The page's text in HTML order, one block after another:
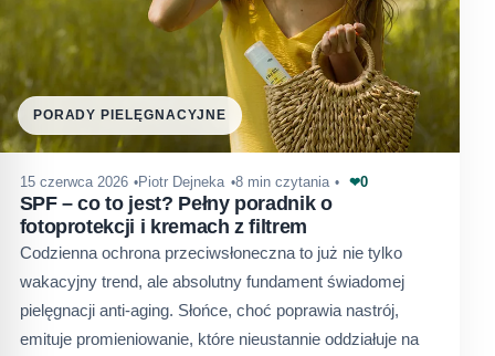
PORADY PIELĘGNACYJNE
15 czerwca 2026 Piotr Dejneka 8 min czytania ❤0
SPF – co to jest? Pełny poradnik o
fotoprotekcji i kremach z filtrem
Codzienna ochrona przeciwsłoneczna to już nie tylko
wakacyjny trend, ale absolutny fundament świadomej
pielęgnacji anti-aging. Słońce, choć poprawia nastrój,
emituje promieniowanie, które nieustannie oddziałuje na